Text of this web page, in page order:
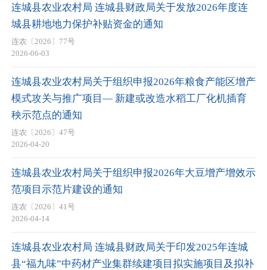
连城县农业农村局 连城县财政局关于发放2026年度连
城县耕地地力保护补贴资金的通知
连农〔2026〕77号
2026-06-03
连城县农业农村局关于组织申报2026年粮食产能区增产
模式攻关与推广项目— 新建或改造水稻工厂化机插育
秧示范点的通知
连农〔2026〕47号
2026-04-20
连城县农业农村局关于组织申报2026年大豆增产增效示
范项目示范片建设的通知
连农〔2026〕41号
2026-04-14
连城县农业农村局 连城县财政局关于印发2025年连城
县“福九味”中药材产业集群续建项目拟实施项目及拟补